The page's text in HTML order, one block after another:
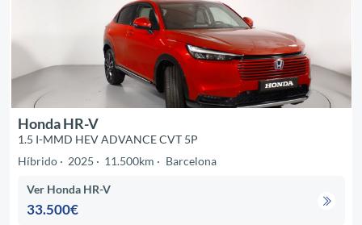
Honda HR-V
1.5 I-MMD HEV ADVANCE CVT 5P
Híbrido
2025 11.500km Barcelona
Ver Honda HR-V
33.500€